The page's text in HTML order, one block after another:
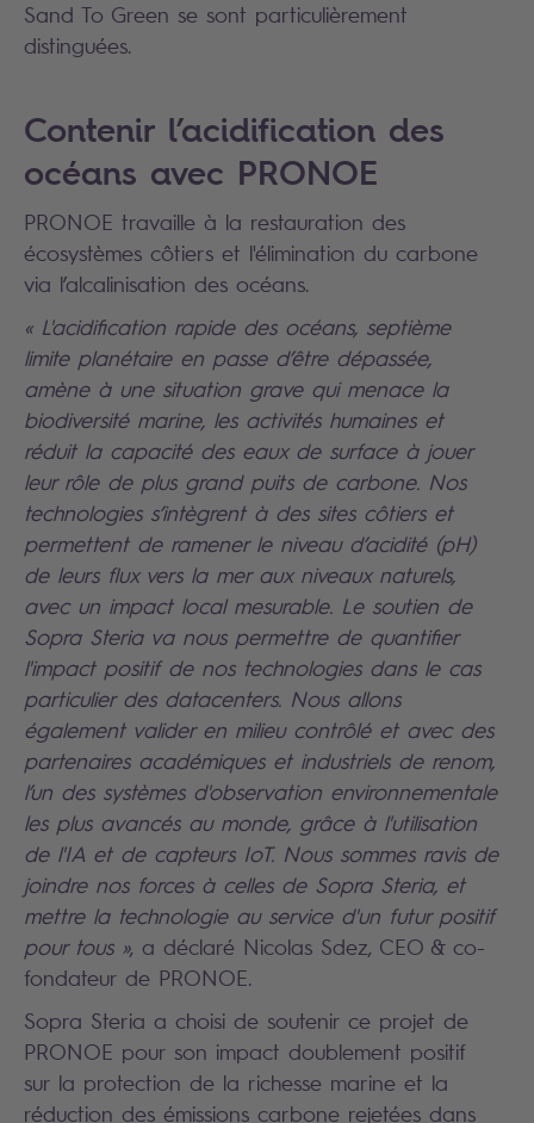
Sand To Green se sont particulièrement
distinguées.
Contenir l’acidification des
océans avec PRONOE
PRONOE travaille à la restauration des
écosystèmes côtiers et l'élimination du carbone
via l’alcalinisation des océans.
« L'acidification rapide des océans, septième
limite planétaire en passe d’être dépassée,
amène à une situation grave qui menace la
biodiversité marine, les activités humaines et
réduit la capacité des eaux de surface à jouer
leur rôle de plus grand puits de carbone. Nos
technologies s’intègrent à des sites côtiers et
permettent de ramener le niveau d’acidité (pH)
de leurs flux vers la mer aux niveaux naturels,
avec un impact local mesurable. Le soutien de
Sopra Steria va nous permettre de quantifier
l'impact positif de nos technologies dans le cas
particulier des datacenters. Nous allons
également valider en milieu contrôlé et avec des
partenaires académiques et industriels de renom,
l’un des systèmes d'observation environnementale
les plus avancés au monde, grâce à l'utilisation
de l'IA et de capteurs IoT. Nous sommes ravis de
joindre nos forces à celles de Sopra Steria, et
mettre la technologie au service d'un futur positif
pour tous », a déclaré Nicolas Sdez, CEO & co-
fondateur de PRONOE.
Sopra Steria a choisi de soutenir ce projet de
PRONOE pour son impact doublement positif
sur la protection de la richesse marine et la
réduction des émissions carbone rejetées dans